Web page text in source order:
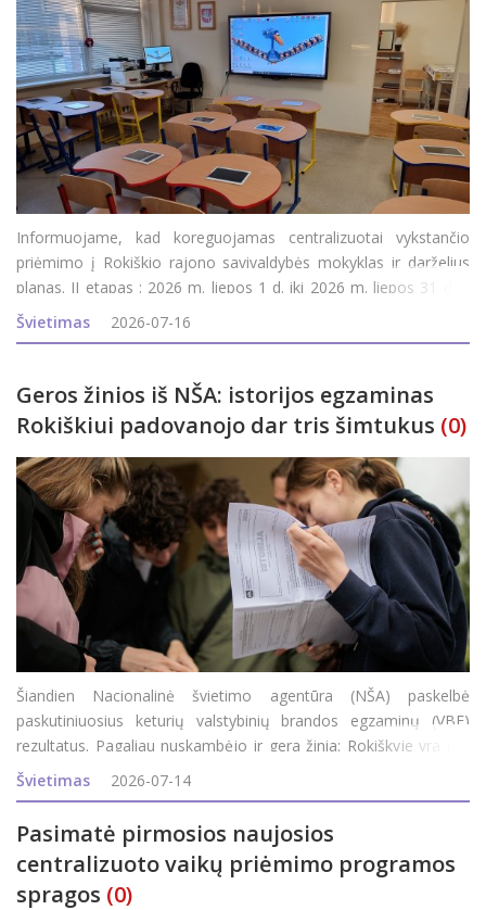
Informuojame, kad koreguojamas centralizuotai vykstančio
priėmimo į Rokiškio rajono savivaldybės mokyklas ir darželius
planas. II etapas : 2026 m. liepos 1 d. iki 2026 m. liepos 31 d. –
prašymų pildymas, koregavimas; 2026 m. rugpjūčio 1 d. iki 2026
m. rugpjūčio 5 d. – e
Švietimas 2026-07-16
Geros žinios iš NŠA: istorijos egzaminas
Rokiškiui padovanojo dar tris šimtukus (0)
Šiandien Nacionalinė švietimo agentūra (NŠA) paskelbė
paskutiniuosius keturių valstybinių brandos egzaminų (VBE)
rezultatus. Pagaliau nuskambėjo ir gera žinia: Rokiškyje yra dar
trys šimtukai. Rokiškio rajono savivaldybės administracijos
Švietimo ir
Švietimas 2026-07-14
Pasimatė pirmosios naujosios
centralizuoto vaikų priėmimo programos
spragos (0)